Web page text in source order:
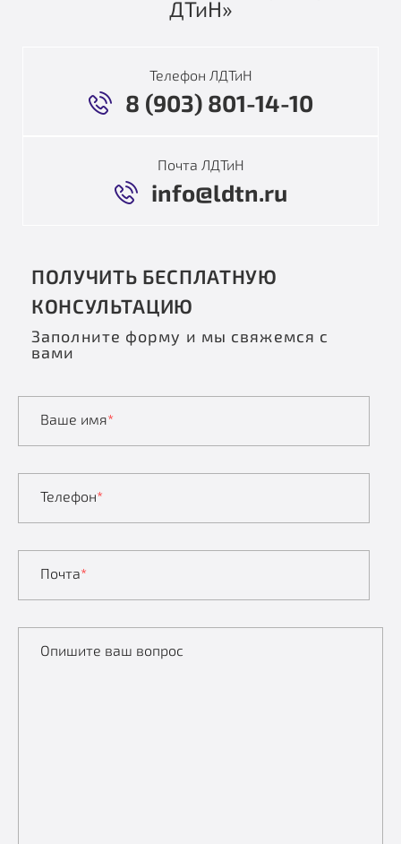
ДТиН»
Телефон ЛДТиН
8 (903) 801-14-10
Почта ЛДТиН
info@ldtn.ru
ПОЛУЧИТЬ БЕСПЛАТНУЮ
КОНСУЛЬТАЦИЮ
Заполните форму и мы свяжемся с
вами
Ваше имя*
Телефон*
Почта*
Опишите ваш вопрос